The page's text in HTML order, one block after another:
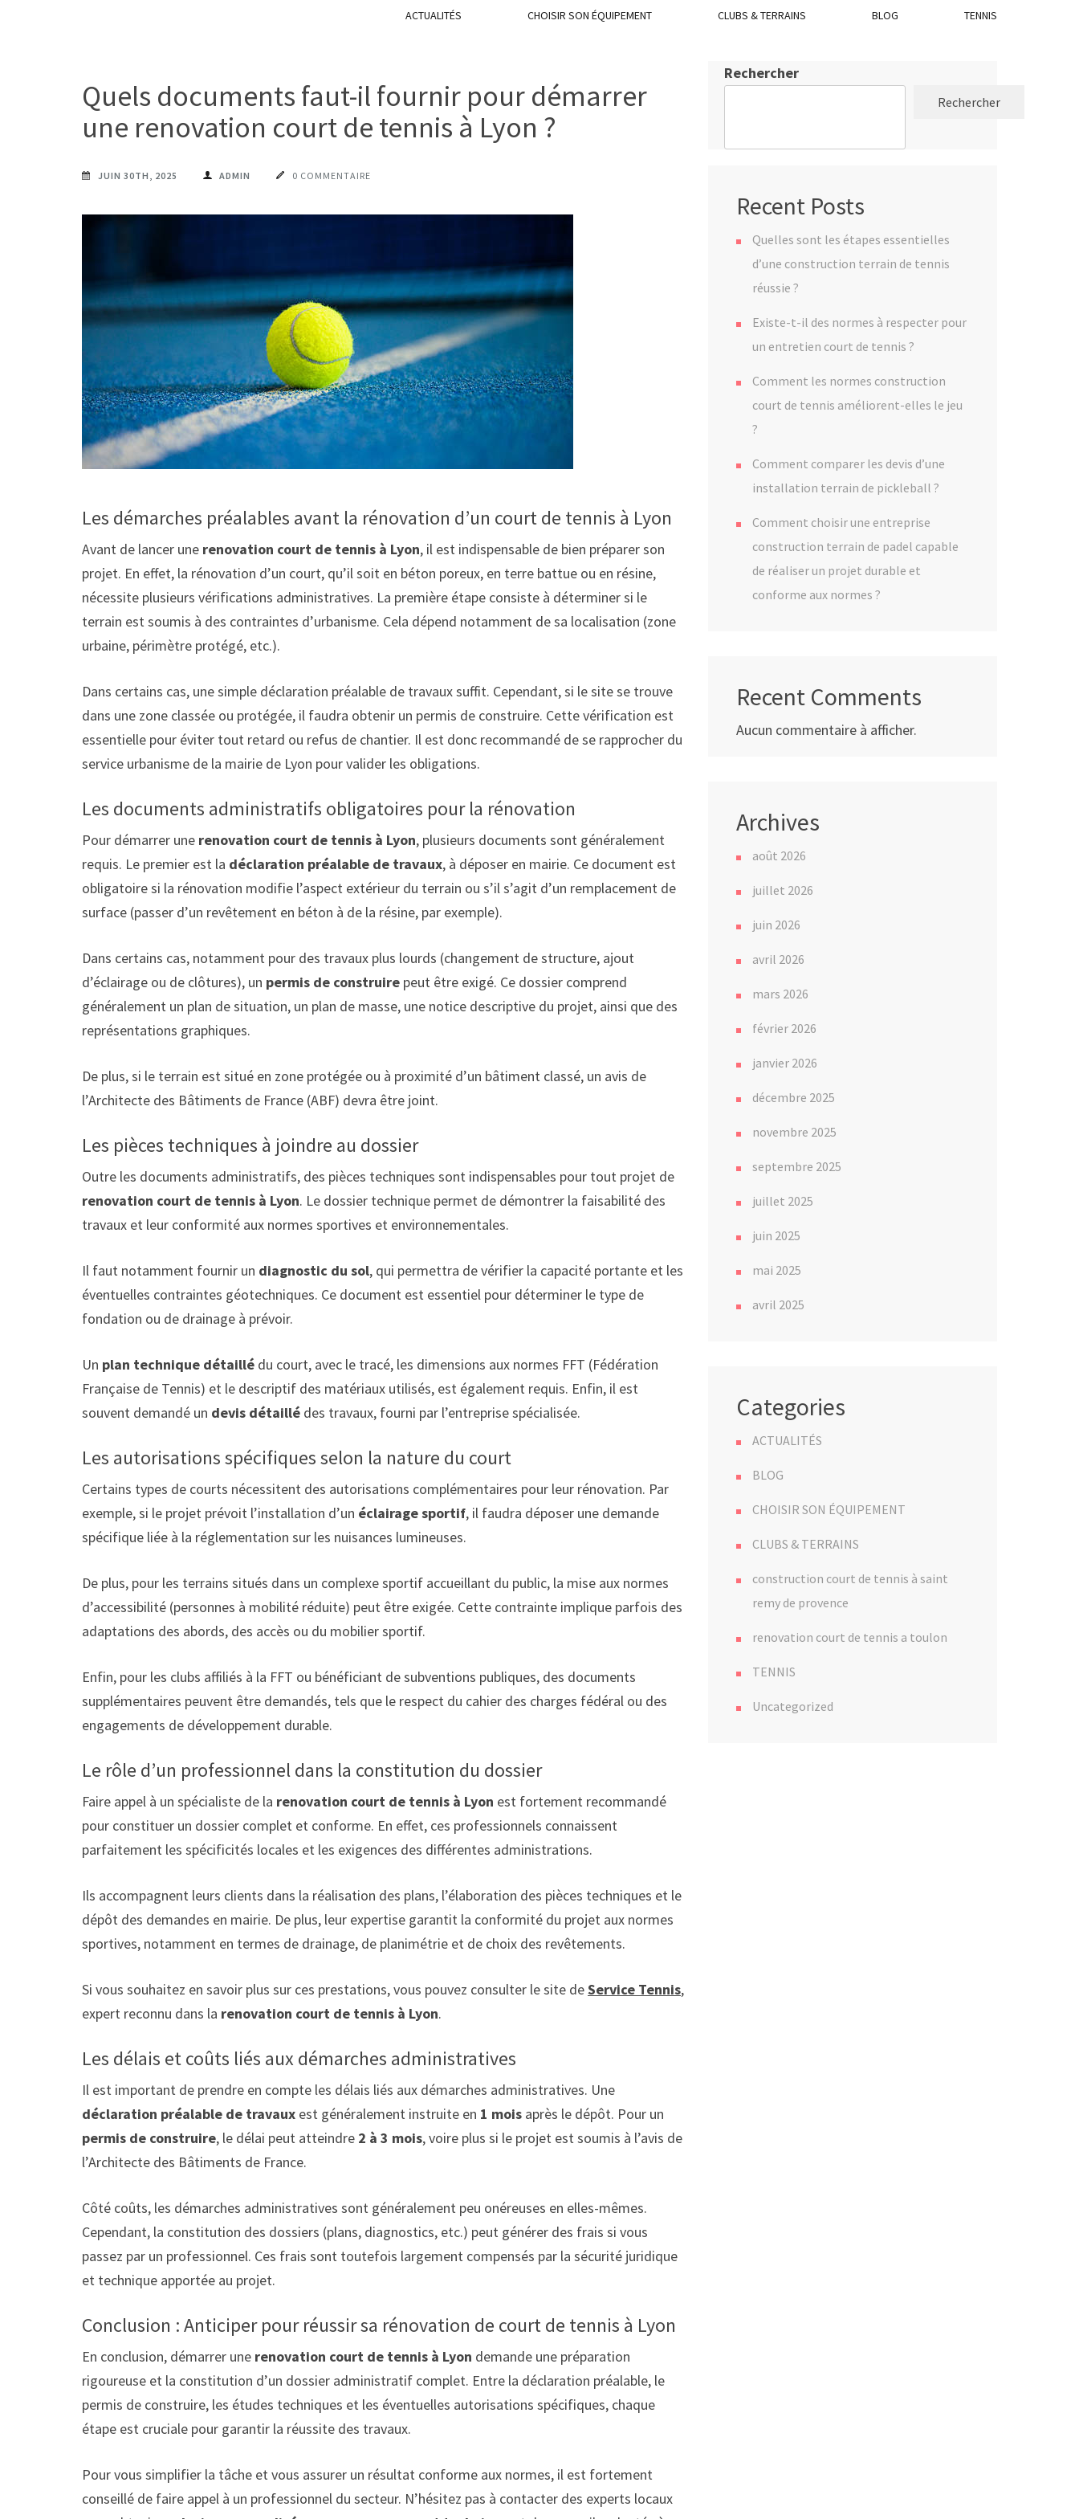
ACTUALITÉS CHOISIR SON ÉQUIPEMENT CLUBS & TERRAINS BLOG TENNIS
Quels documents faut-il fournir pour démarrer
une renovation court de tennis à Lyon ?
JUIN 30TH, 2025 ADMIN 0 COMMENTAIRE
Les démarches préalables avant la rénovation d’un court de tennis à Lyon
Avant de lancer une renovation court de tennis à Lyon, il est indispensable de bien préparer son
projet. En effet, la rénovation d’un court, qu’il soit en béton poreux, en terre battue ou en résine,
nécessite plusieurs vérifications administratives. La première étape consiste à déterminer si le
terrain est soumis à des contraintes d’urbanisme. Cela dépend notamment de sa localisation (zone
urbaine, périmètre protégé, etc.).
Dans certains cas, une simple déclaration préalable de travaux suffit. Cependant, si le site se trouve
dans une zone classée ou protégée, il faudra obtenir un permis de construire. Cette vérification est
essentielle pour éviter tout retard ou refus de chantier. Il est donc recommandé de se rapprocher du
service urbanisme de la mairie de Lyon pour valider les obligations.
Les documents administratifs obligatoires pour la rénovation
Pour démarrer une renovation court de tennis à Lyon, plusieurs documents sont généralement
requis. Le premier est la déclaration préalable de travaux, à déposer en mairie. Ce document est
obligatoire si la rénovation modifie l’aspect extérieur du terrain ou s’il s’agit d’un remplacement de
surface (passer d’un revêtement en béton à de la résine, par exemple).
Dans certains cas, notamment pour des travaux plus lourds (changement de structure, ajout
d’éclairage ou de clôtures), un permis de construire peut être exigé. Ce dossier comprend
généralement un plan de situation, un plan de masse, une notice descriptive du projet, ainsi que des
représentations graphiques.
De plus, si le terrain est situé en zone protégée ou à proximité d’un bâtiment classé, un avis de
l’Architecte des Bâtiments de France (ABF) devra être joint.
Les pièces techniques à joindre au dossier
Outre les documents administratifs, des pièces techniques sont indispensables pour tout projet de
renovation court de tennis à Lyon. Le dossier technique permet de démontrer la faisabilité des
travaux et leur conformité aux normes sportives et environnementales.
Il faut notamment fournir un diagnostic du sol, qui permettra de vérifier la capacité portante et les
éventuelles contraintes géotechniques. Ce document est essentiel pour déterminer le type de
fondation ou de drainage à prévoir.
Un plan technique détaillé du court, avec le tracé, les dimensions aux normes FFT (Fédération
Française de Tennis) et le descriptif des matériaux utilisés, est également requis. Enfin, il est
souvent demandé un devis détaillé des travaux, fourni par l’entreprise spécialisée.
Les autorisations spécifiques selon la nature du court
Certains types de courts nécessitent des autorisations complémentaires pour leur rénovation. Par
exemple, si le projet prévoit l’installation d’un éclairage sportif, il faudra déposer une demande
spécifique liée à la réglementation sur les nuisances lumineuses.
De plus, pour les terrains situés dans un complexe sportif accueillant du public, la mise aux normes
d’accessibilité (personnes à mobilité réduite) peut être exigée. Cette contrainte implique parfois des
adaptations des abords, des accès ou du mobilier sportif.
Enfin, pour les clubs affiliés à la FFT ou bénéficiant de subventions publiques, des documents
supplémentaires peuvent être demandés, tels que le respect du cahier des charges fédéral ou des
engagements de développement durable.
Le rôle d’un professionnel dans la constitution du dossier
Faire appel à un spécialiste de la renovation court de tennis à Lyon est fortement recommandé
pour constituer un dossier complet et conforme. En effet, ces professionnels connaissent
parfaitement les spécificités locales et les exigences des différentes administrations.
Ils accompagnent leurs clients dans la réalisation des plans, l’élaboration des pièces techniques et le
dépôt des demandes en mairie. De plus, leur expertise garantit la conformité du projet aux normes
sportives, notamment en termes de drainage, de planimétrie et de choix des revêtements.
Si vous souhaitez en savoir plus sur ces prestations, vous pouvez consulter le site deService Tennis,
expert reconnu dans la renovation court de tennis à Lyon.
Les délais et coûts liés aux démarches administratives
Il est important de prendre en compte les délais liés aux démarches administratives. Une
déclaration préalable de travaux est généralement instruite en 1 mois après le dépôt. Pour un
permis de construire, le délai peut atteindre 2 à 3 mois, voire plus si le projet est soumis à l’avis de
l’Architecte des Bâtiments de France.
Côté coûts, les démarches administratives sont généralement peu onéreuses en elles-mêmes.
Cependant, la constitution des dossiers (plans, diagnostics, etc.) peut générer des frais si vous
passez par un professionnel. Ces frais sont toutefois largement compensés par la sécurité juridique
et technique apportée au projet.
Conclusion : Anticiper pour réussir sa rénovation de court de tennis à Lyon
En conclusion, démarrer une renovation court de tennis à Lyon demande une préparation
rigoureuse et la constitution d’un dossier administratif complet. Entre la déclaration préalable, le
permis de construire, les études techniques et les éventuelles autorisations spécifiques, chaque
étape est cruciale pour garantir la réussite des travaux.
Pour vous simplifier la tâche et vous assurer un résultat conforme aux normes, il est fortement
conseillé de faire appel à un professionnel du secteur. N’hésitez pas à contacter des experts locaux
Rechercher
Rechercher
Recent Posts
Quelles sont les étapes essentielles
d’une construction terrain de tennis
réussie ?
Existe-t-il des normes à respecter pour
un entretien court de tennis ?
Comment les normes construction
court de tennis améliorent-elles le jeu
?
Comment comparer les devis d’une
installation terrain de pickleball ?
Comment choisir une entreprise
construction terrain de padel capable
de réaliser un projet durable et
conforme aux normes ?
Recent Comments
Aucun commentaire à afficher.
Archives
août 2026
juillet 2026
juin 2026
avril 2026
mars 2026
février 2026
janvier 2026
décembre 2025
novembre 2025
septembre 2025
juillet 2025
juin 2025
mai 2025
avril 2025
Categories
ACTUALITÉS
BLOG
CHOISIR SON ÉQUIPEMENT
CLUBS & TERRAINS
construction court de tennis à saint
remy de provence
renovation court de tennis a toulon
TENNIS
Uncategorized